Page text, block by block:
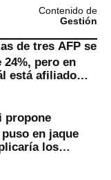
Contenido de
Gestión
de tres AFP se
24%, pero en
está afiliado
propone
en jaque
los